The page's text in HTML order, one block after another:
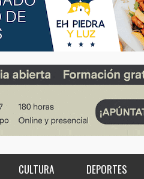
CULTURA DEPORTES